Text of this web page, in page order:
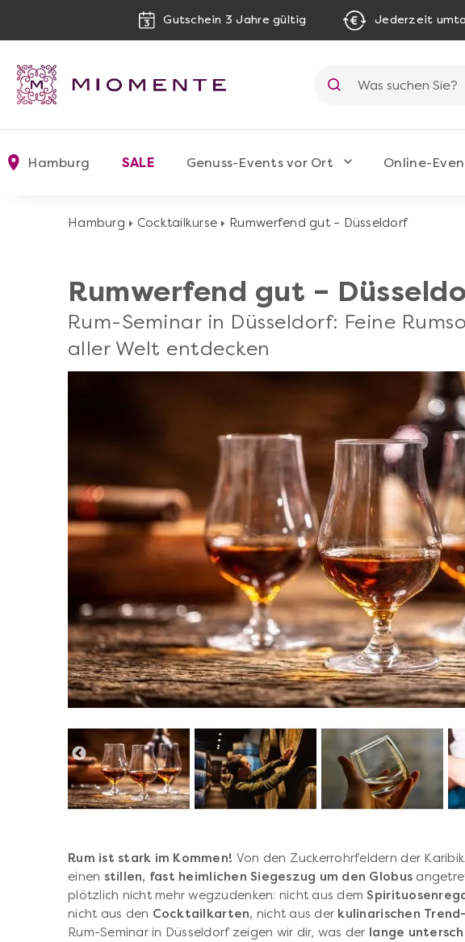
Gutschein 3 Jahre gültig Jederzeit
Hamburg SALE Genuss-Events vor Ort Online-
Hamburg Cocktailkurse Rumwerfend gut – Düsseldorf
Rumwerfend gut –
Rum-Seminar in Düsseldorf: Feine
aller Welt entdecken
Rum ist stark im Kommen! Von den Zuckerrohrfeldern der
einen stillen, fast heimlichen Siegeszug um den Globus
plötzlich nicht mehr wegzudenken: nicht aus dem
nicht aus den Cocktailkarten, nicht aus der kulinarischen
Rum-Seminar in Düsseldorf zeigen wir dir, was der lange